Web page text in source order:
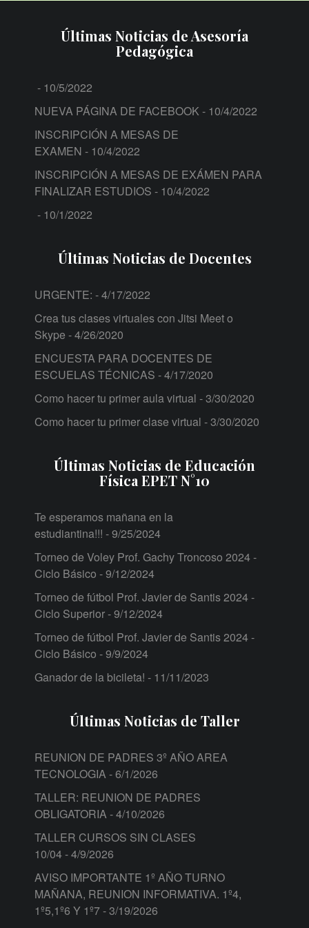
Últimas Noticias de Asesoría
Pedagógica
- 10/5/2022
NUEVA PÁGINA DE FACEBOOK - 10/4/2022
INSCRIPCIÓN A MESAS DE
EXAMEN - 10/4/2022
INSCRIPCIÓN A MESAS DE EXÁMEN PARA
FINALIZAR ESTUDIOS - 10/4/2022
- 10/1/2022
Últimas Noticias de Docentes
URGENTE: - 4/17/2022
Crea tus clases virtuales con Jitsi Meet o
Skype - 4/26/2020
ENCUESTA PARA DOCENTES DE
ESCUELAS TÉCNICAS - 4/17/2020
Como hacer tu primer aula virtual - 3/30/2020
Como hacer tu primer clase virtual - 3/30/2020
Últimas Noticias de Educación
Física EPET N°10
Te esperamos mañana en la
estudiantina!!! - 9/25/2024
Torneo de Voley Prof. Gachy Troncoso 2024 -
Ciclo Básico - 9/12/2024
Torneo de fútbol Prof. Javier de Santis 2024 -
Ciclo Superior- 9/12/2024
Torneo de fútbol Prof. Javier de Santis 2024 -
Ciclo Básico - 9/9/2024
Ganador de la bicileta! - 11/11/2023
Últimas Noticias de Taller
REUNION DE PADRES 3º AÑO AREA
TECNOLOGIA- 6/1/2026
TALLER: REUNION DE PADRES
OBLIGATORIA- 4/10/2026
TALLER CURSOS SIN CLASES
10/04- 4/9/2026
AVISO IMPORTANTE 1º AÑO TURNO
MAÑANA, REUNION INFORMATIVA. 1º4,
1º5,1º6 Y 1º7- 3/19/2026